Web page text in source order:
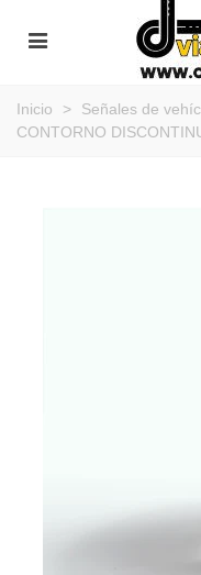
Inicio > Señales de
CONTORNO